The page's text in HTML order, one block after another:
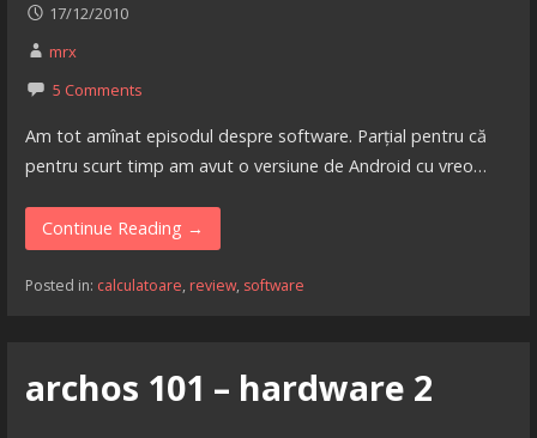
17/12/2010
mrx
5 Comments
Am tot amînat episodul despre software. Parțial pentru că
pentru scurt timp am avut o versiune de Android cu vreo…
Continue Reading →
Posted in: calculatoare, review, software
archos 101 – hardware 2